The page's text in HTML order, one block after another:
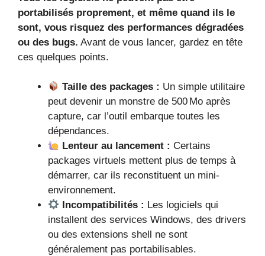
portabilisés proprement, et même quand ils le
sont, vous risquez des performances dégradées
ou des bugs. Avant de vous lancer, gardez en tête
ces quelques points.
Taille des packages : Un simple utilitaire
peut devenir un monstre de 500 Mo après
capture, car l’outil embarque toutes les
dépendances.
Lenteur au lancement : Certains
packages virtuels mettent plus de temps à
démarrer, car ils reconstituent un mini-
environnement.
Incompatibilités : Les logiciels qui
installent des services Windows, des drivers
ou des extensions shell ne sont
généralement pas portabilisables.